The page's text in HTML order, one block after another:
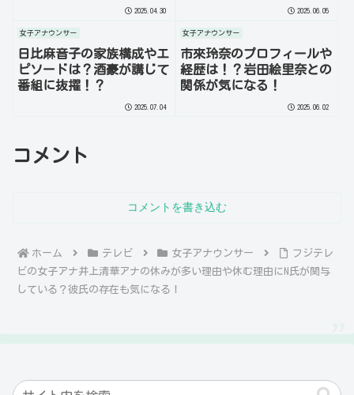
2025.04.30 2025.06.05
女子アナウンサー
日比麻音子の家族構成やエ
ピソードは？酒豪が講じて
番組に抜擢！？
2025.07.04
女子アナウンサー
市來玲奈のプロフィールや
経歴は！？岩田絵里奈との
関係が気になる！
2025.06.02
コメント
コメントを書き込む
ホーム テレビ 女子アナウンサー
フジテレ
ビの女子アナ井上清華アナの休みが多い理由や休む理由にN氏が関与
している？彼氏の存在も気になる！